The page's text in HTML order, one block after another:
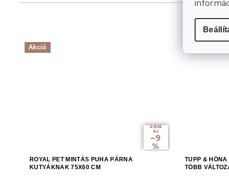
Akció
2 916
Ft
–9
%
ROYAL PET MINTÁS PUHA PÁRNA
KUTYÁKNAK 75X60 CM
TUPP & HÖNA
TÖBB